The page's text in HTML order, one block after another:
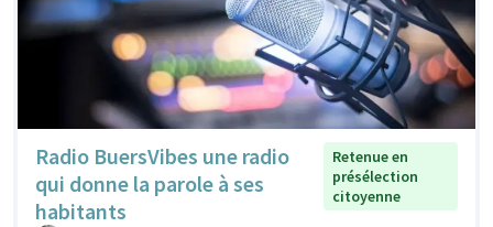
Radio BuersVibes une radio
qui donne la parole à ses
habitants
Retenue en
présélection
citoyenne